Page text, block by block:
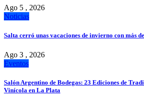
Ago 5 , 2026
Noticias
Salta cerró unas vacaciones de invierno con más
Ago 3 , 2026
Eventos
Salón Argentino de Bodegas: 23 Ediciones de
Vinícola en La Plata